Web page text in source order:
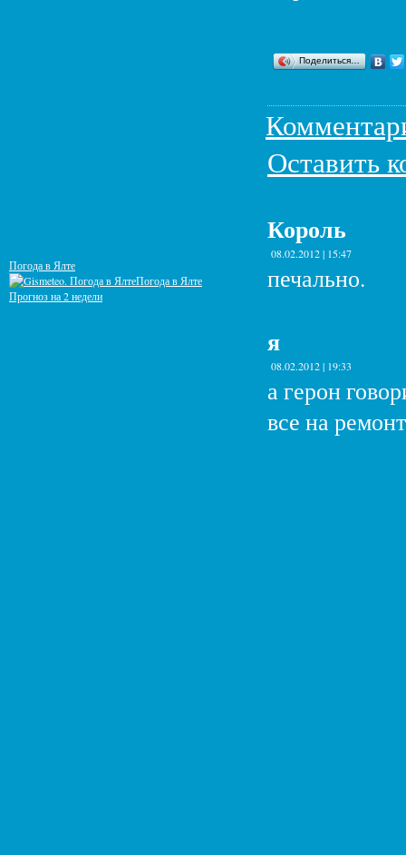
Поделиться…
Оставить
Король
08.02.2012 | 15:47
печально.
я
08.02.2012 | 19:33
а герон
все на
Погода в Ялте
Погода в Ялте
Прогноз на 2 недели